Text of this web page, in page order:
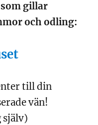
gillar
och odling:
till din
vän!
själv)